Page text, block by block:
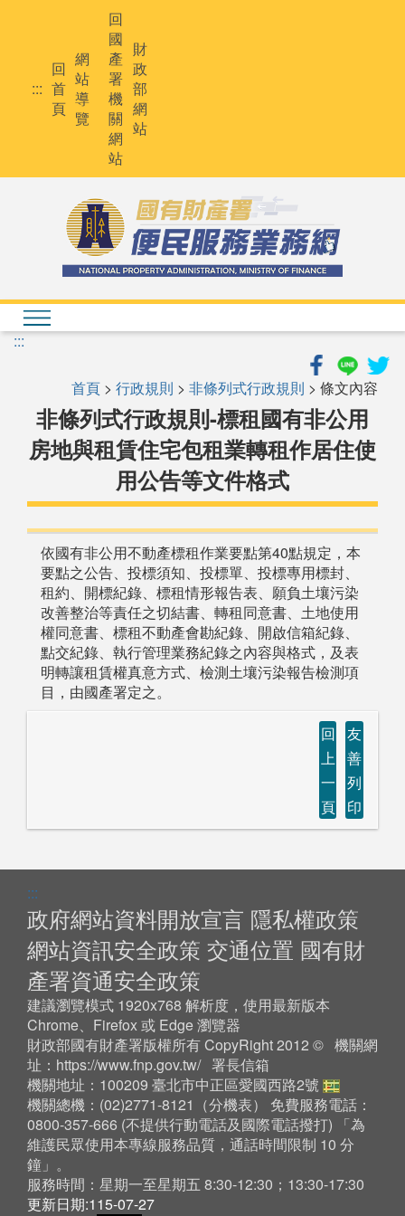
:::
回
首
頁
網
站
導
覽
回
國
產
署
機
關
網
站
財
政
部
網
站
:::
首頁 > 行政規則 > 非條列式行政規則 > 條文內容
非條列式行政規則-標租國有非公用
房地與租賃住宅包租業轉租作居住使
用公告等文件格式
依國有非公用不動產標租作業要點第40點規定，本
要點之公告、投標須知、投標單、投標專用標封、
租約、開標紀錄、標租情形報告表、願負土壤污染
改善整治等責任之切結書、轉租同意書、土地使用
權同意書、標租不動產會勘紀錄、開啟信箱紀錄、
點交紀錄、執行管理業務紀錄之內容與格式，及表
明轉讓租賃權真意方式、檢測土壤污染報告檢測項
目，由國產署定之。
回
上
一
頁
友
善
列
印
:::
政府網站資料開放宣言 隱私權政策
網站資訊安全政策 交通位置 國有財
產署資通安全政策
建議瀏覽模式 1920x768 解析度，使用最新版本
Chrome、Firefox 或 Edge 瀏覽器
財政部國有財產署版權所有 CopyRight 2012 © 機關網
址： https://www.fnp.gov.tw/ 署長信箱
機關地址：100209 臺北市中正區愛國西路2號
機關總機：(02)2771-8121（分機表） 免費服務電話：
0800-357-666 (不提供行動電話及國際電話撥打) 「為
維護民眾使用本專線服務品質，通話時間限制 10 分
鐘」。
服務時間：星期一至星期五 8:30-12:30；13:30-17:30
更新日期:115-07-27